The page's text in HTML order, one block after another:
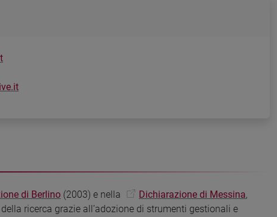
di Berlino (2003) e nella Dichiarazione di Messina,
ricerca grazie all’adozione di strumenti gestionali e